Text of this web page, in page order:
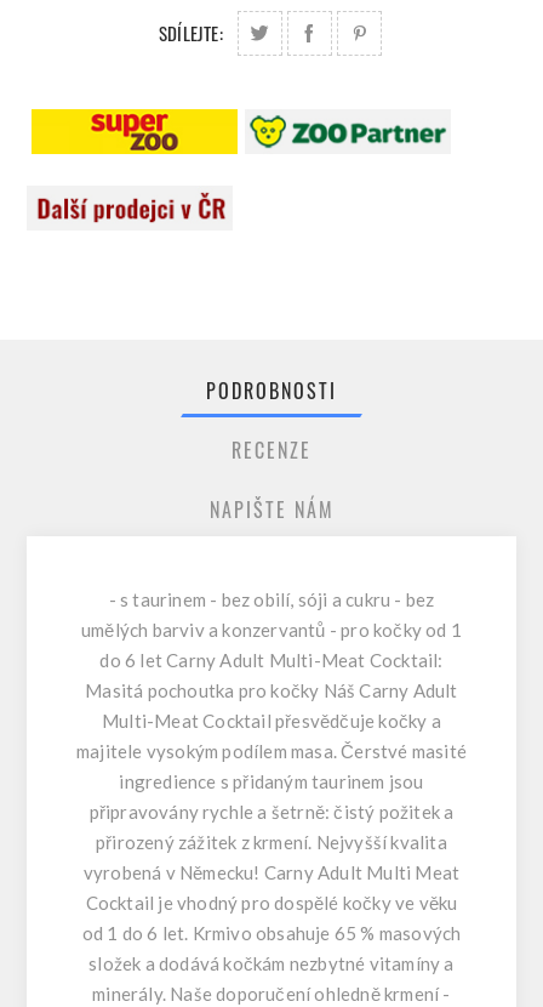
SDÍLEJTE:
PODROBNOSTI
RECENZE
NAPIŠTE NÁM
- s taurinem - bez obilí, sóji a cukru - bez
umělých barviv a konzervantů - pro kočky od 1
do 6 let Carny Adult Multi-Meat Cocktail:
Masitá pochoutka pro kočky Náš Carny Adult
Multi-Meat Cocktail přesvědčuje kočky a
majitele vysokým podílem masa. Čerstvé masité
ingredience s přidaným taurinem jsou
připravovány rychle a šetrně: čistý požitek a
přirozený zážitek z krmení. Nejvyšší kvalita
vyrobená v Německu! Carny Adult Multi Meat
Cocktail je vhodný pro dospělé kočky ve věku
od 1 do 6 let. Krmivo obsahuje 65 % masových
složek a dodává kočkám nezbytné vitamíny a
minerály. Naše doporučení ohledně krmení -